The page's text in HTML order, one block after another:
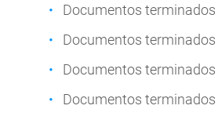
Documentos
Documentos
Documentos
Documentos